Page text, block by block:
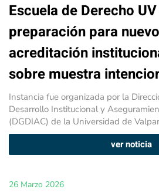
Escuela de Derecho
preparación para
acreditación
sobre muestra
Instancia fue organizada por la
Desarrollo Institucional y
(DGDIAC) de la Universidad de
ver noticia
26 Marzo 2026